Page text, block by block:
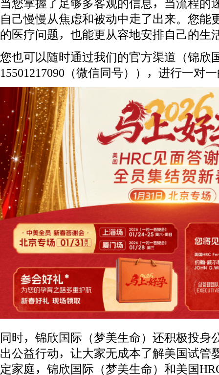
当您掌握了足够多客观的信息，当流程的
自己慢慢从焦虑和被动中走了出来。您能
的医疗问题，也能更从容地安排自己的生
您也可以随时通过我们的官方渠道（锦欣
15501217090（微信同号）），进行一对
同时，锦欣国际（梦美生命）还积极投身
出公益行动，让大家无成本了解美国试管
定家庭，锦欣国际（梦美生命）和美国